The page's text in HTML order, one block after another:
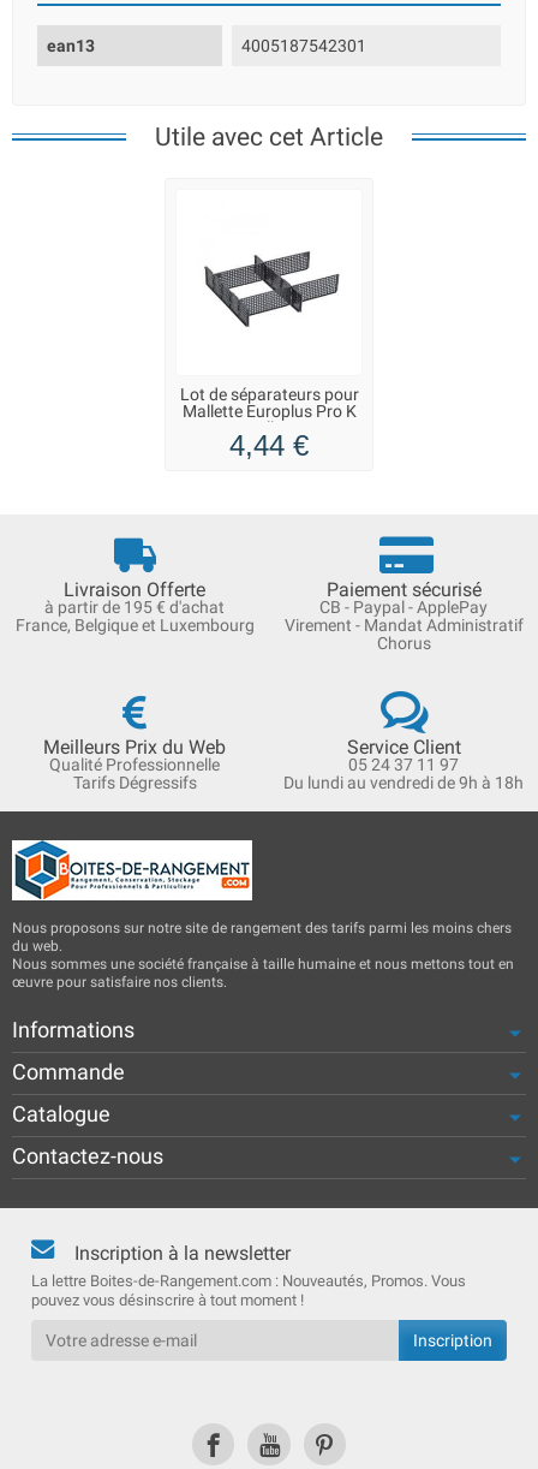
ean13 4005187542301
Utile avec cet Article
Lot de séparateurs pour
Mallette Europlus Pro K
Allit
4,44 €
Livraison Offerte
à partir de 195 € d'achat
France, Belgique et Luxembourg
Paiement sécurisé
CB - Paypal - ApplePay
Virement - Mandat Administratif
Chorus
Meilleurs Prix du Web
Qualité Professionnelle
Tarifs Dégressifs
Service Client
05 24 37 11 97
Du lundi au vendredi de 9h à 18h
Nous proposons sur notre site de rangement des tarifs parmi les moins chers
du web.
Nous sommes une société française à taille humaine et nous mettons tout en
œuvre pour satisfaire nos clients.
Informations
Commande
Catalogue
Contactez-nous
Inscription à la newsletter
La lettre Boites-de-Rangement.com : Nouveautés, Promos. Vous
pouvez vous désinscrire à tout moment !